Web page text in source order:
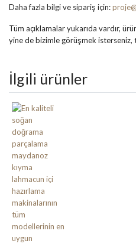
Daha fazla bilgi ve sipariş için:
Tüm açıklamalar yukarıda vardır,
yine de bizimle görüşmek
İlgili ürünler